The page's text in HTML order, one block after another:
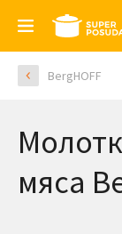
BergHOFF
мяса